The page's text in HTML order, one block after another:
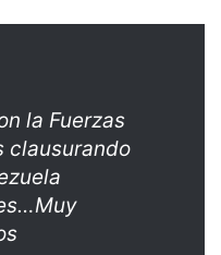
la Fuerzas
clausurando